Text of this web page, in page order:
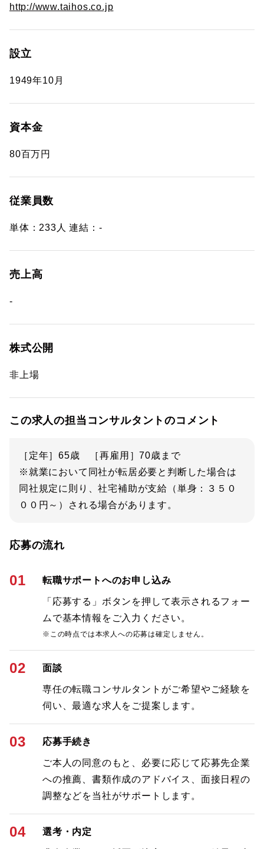
http://www.taihos.co.jp
設立
1949年10月
資本金
80百万円
従業員数
単体：233人 連結：-
売上高
-
株式公開
非上場
この求人の担当コンサルタントのコメント
［定年］65歳 ［再雇用］70歳まで
※就業において同社が転居必要と判断した場合は
同社規定に則り、社宅補助が支給（単身：３５０
００円～）される場合があります。
応募の流れ
01 転職サポートへのお申し込み
「応募する」ボタンを押して表示されるフォー
ムで基本情報をご入力ください。
※この時点では本求人への応募は確定しません。
02 面談
専任の転職コンサルタントがご希望やご経験を
伺い、最適な求人をご提案します。
03 応募手続き
ご本人の同意のもと、必要に応じて応募先企業
への推薦、書類作成のアドバイス、面接日程の
調整などを当社がサポートします。
04 選考・内定